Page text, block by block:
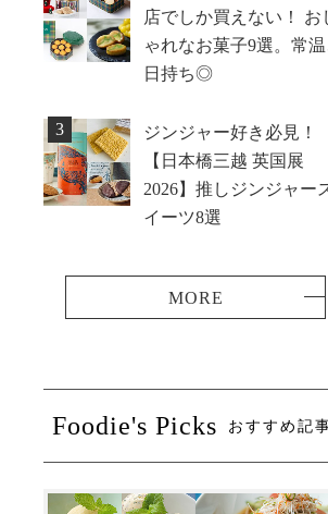
店でしか買えない！ お
ゃれなお菓子9選。常温
日持ち◎
3
ジンジャー好き必見！
【日本橋三越 英国展
2026】推しジンジャー
イーツ8選
Foodie's Picks おすすめ記